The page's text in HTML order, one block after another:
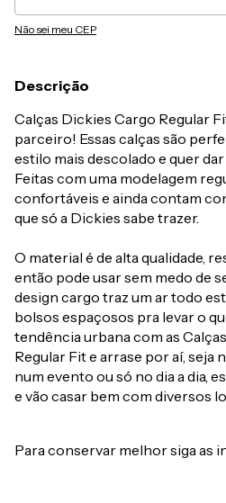
Não sei meu CEP
Descrição
Calças Dickies Cargo Regular
parceiro! Essas calças são
estilo mais descolado e quer
Feitas com uma modelagem
confortáveis e ainda contam
que só a Dickies sabe trazer.
O material é de alta qualidade,
então pode usar sem medo de
design cargo traz um ar todo
bolsos espaçosos pra levar o
tendência urbana com as
Regular Fit e arrase por aí, seja
num evento ou só no dia a dia,
e vão casar bem com diversos
Para conservar melhor siga as